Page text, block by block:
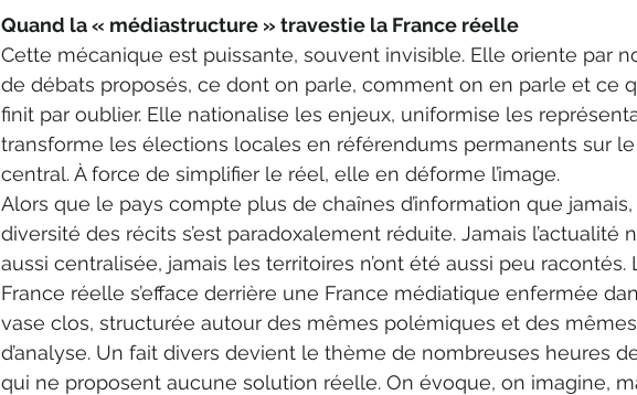
Quand la « médiastructure » travestie la France réelle
Cette mécanique est puissante, souvent invisible. Elle oriente par
de débats proposés, ce dont on parle, comment on en parle et ce
finit par oublier. Elle nationalise les enjeux, uniformise les
transforme les élections locales en référendums permanents sur
central. À force de simplifier le réel, elle en déforme l’image.
Alors que le pays compte plus de chaînes d’information que jamais,
diversité des récits s’est paradoxalement réduite. Jamais l’actualité
aussi centralisée, jamais les territoires n’ont été aussi peu racontés.
France réelle s’efface derrière une France médiatique enfermée
vase clos, structurée autour des mêmes polémiques et des
d’analyse. Un fait divers devient le thème de nombreuses heures
qui ne proposent aucune solution réelle. On évoque, on imagine,